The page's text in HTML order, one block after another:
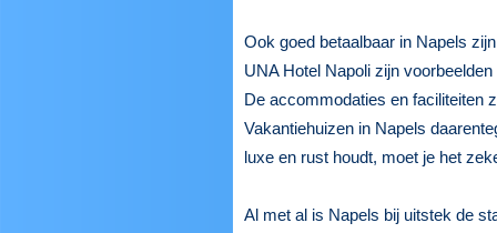
Ook goed betaalbaar in Napels
UNA Hotel Napoli zijn
De accommodaties en faciliteiten
Vakantiehuizen in Napels
luxe en rust houdt, moet je het
Al met al is Napels bij uitstek de